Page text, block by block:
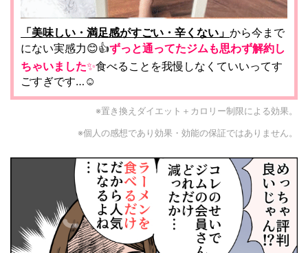
「美味しい・満足感がすごい・辛くない」 から今まで
にない実感力😊👍ずっと通ってたジムも思わず解約し
ちゃいました✨食べることを我慢しなくていいってす
ごすぎです…☺️
※置き換えダイエット＋カロリー制限による効果。
※個人の感想であり効果・効能の保証ではありません。